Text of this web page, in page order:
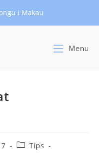
i Makau
Menu
PostTips